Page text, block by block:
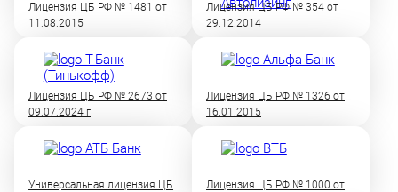
Лицензия ЦБ РФ № 1481 от
11.08.2015
Лицензия ЦБ РФ № 354 от
29.12.2014
Лицензия ЦБ РФ № 2673 от
09.07.2024 г
Лицензия ЦБ РФ № 1326 от
16.01.2015
Универсальная лицензия ЦБ
Лицензия ЦБ РФ № 1000 от